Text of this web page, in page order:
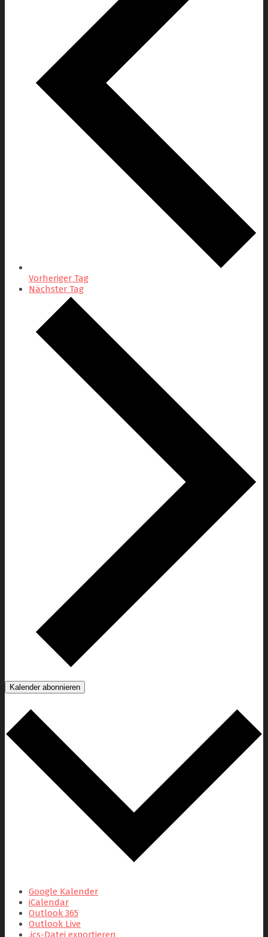
Vorheriger Tag
Nächster Tag
Kalender abonnieren
Google Kalender
iCalendar
Outlook 365
Outlook Live
.ics-Datei exportieren